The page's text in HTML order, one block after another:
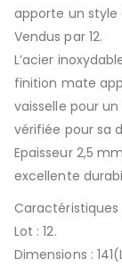
apporte un style
Vendus par 12.
L’acier
finition mate
vaisselle pour
vérifiée pour sa
Epaisseur 2,5
excellente
Caractéristiques
Lot : 12.
Dimensions :